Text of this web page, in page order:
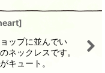
]
ップに並んでい
ネックレスです。
キュート。